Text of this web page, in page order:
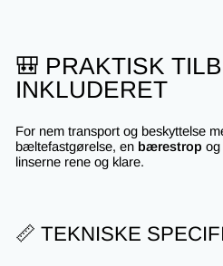
🎒 PRAKTISK
INKLUDERET
For nem transport og beskyttelse
bæltefastgørelse, en bærestrop og
linserne rene og klare.
📏 TEKNISKE